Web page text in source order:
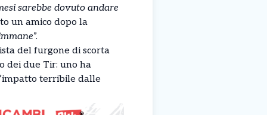
sarebbe dovuto andare
un amico dopo la
”.
del furgone di scorta
dei due Tir: uno ha
terribile dalle